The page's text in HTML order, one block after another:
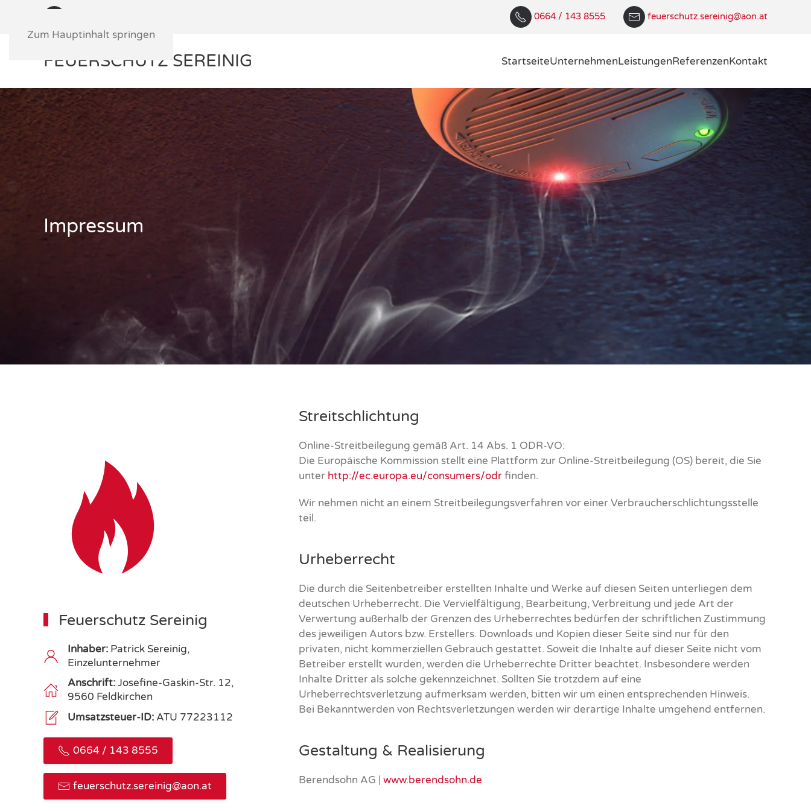
Zum Hauptinhalt springen
0664 / 143 8555 feuerschutz.sereinig@aon.at
FEUERSCHUTZ SEREINIG StartseiteUnternehmenLeistungenReferenzenKontakt
Impressum
Feuerschutz Sereinig
Inhaber: Patrick Sereinig,
Einzelunternehmer
Anschrift:Josefine-Gaskin-Str. 12,
9560 Feldkirchen
Umsatzsteuer-ID: ATU 77223112
0664 / 143 8555
feuerschutz.sereinig@aon.at
Streitschlichtung
Online-Streitbeilegung gemäß Art. 14 Abs. 1 ODR-VO:
Die Europäische Kommission stellt eine Plattform zur Online-Streitbeilegung (OS) bereit, die Sie
unter http://ec.europa.eu/consumers/odrfinden.
Wir nehmen nicht an einem Streitbeilegungsverfahren vor einer Verbraucherschlichtungsstelle
teil.
Urheberrecht
Die durch die Seitenbetreiber erstellten Inhalte und Werke auf diesen Seiten unterliegen dem
deutschen Urheberrecht. Die Vervielfältigung, Bearbeitung, Verbreitung und jede Art der
Verwertung außerhalb der Grenzen des Urheberrechtes bedürfen der schriftlichen Zustimmung
des jeweiligen Autors bzw. Erstellers. Downloads und Kopien dieser Seite sind nur für den
privaten, nicht kommerziellen Gebrauch gestattet. Soweit die Inhalte auf dieser Seite nicht vom
Betreiber erstellt wurden, werden die Urheberrechte Dritter beachtet. Insbesondere werden
Inhalte Dritter als solche gekennzeichnet. Sollten Sie trotzdem auf eine
Urheberrechtsverletzung aufmerksam werden, bitten wir um einen entsprechenden Hinweis.
Bei Bekanntwerden von Rechtsverletzungen werden wir derartige Inhalte umgehend entfernen.
Gestaltung & Realisierung
Berendsohn AG |www.berendsohn.de